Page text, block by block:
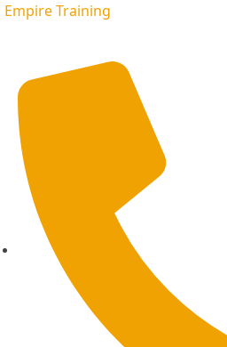
Empire Training